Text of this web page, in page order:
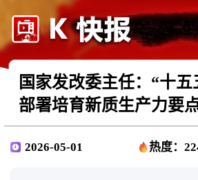
国家发改委主任：“十
部署培育新质生产力要
2026-05-01 热度：